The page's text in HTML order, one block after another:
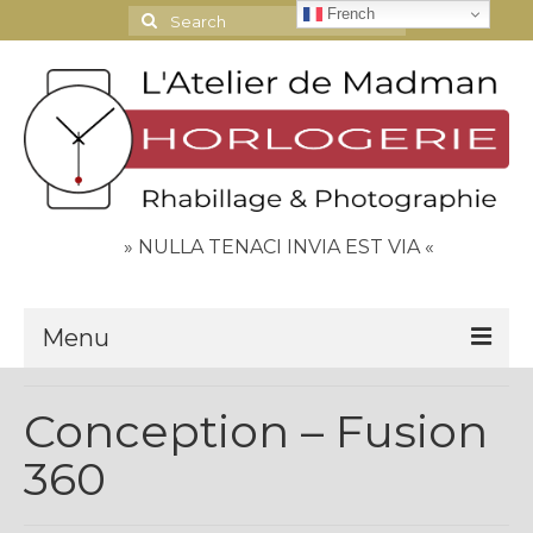
Search
for:
» NULLA TENACI INVIA EST VIA «
Menu
Contact
Espace Clients
Conception – Fusion
360
French